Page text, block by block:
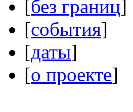
[без границ]
[события]
[даты]
[о проекте]